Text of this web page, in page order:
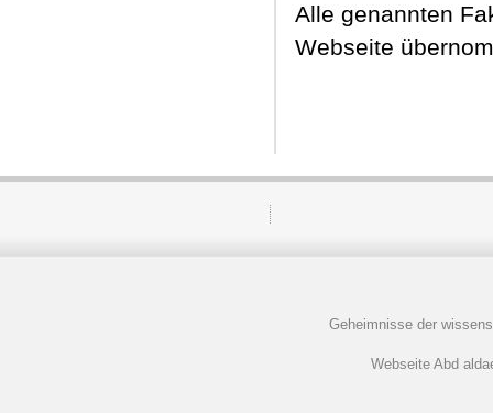
Alle genannten
Webseite
Geheimnisse der
Webseite Abd